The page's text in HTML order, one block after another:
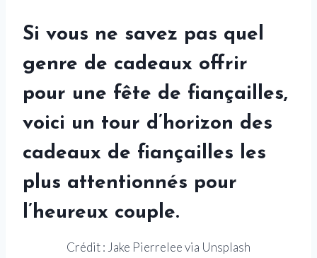
Si vous ne savez pas quel
genre de cadeaux offrir
pour une fête de fiançailles,
voici un tour d’horizon des
cadeaux de fiançailles les
plus attentionnés pour
l’heureux couple.
Crédit : Jake Pierrelee via Unsplash